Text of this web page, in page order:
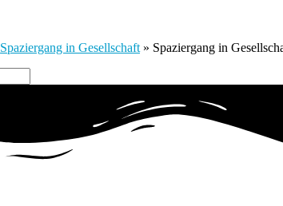
Spaziergang in Gesellschaft » Spaziergang in